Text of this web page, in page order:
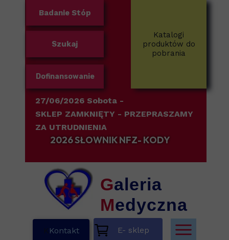
Kontakt
27/06/2026 Sobota -
SKLEP ZAMKNIĘTY - PRZEPRASZAMY
ZA UTRUDNIENIA
Galeria
Medyczna
E- sklep
Katalogi
produktów do
pobrania
2026 SŁOWNIK NFZ- KODY
Badanie Stóp
Szukaj
Dofinansowanie